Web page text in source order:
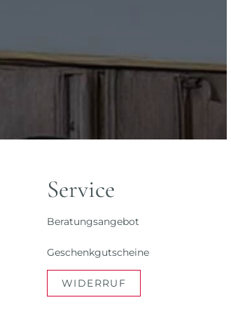
Service
Beratungsangebot
Geschenkgutscheine
WIDERRUF